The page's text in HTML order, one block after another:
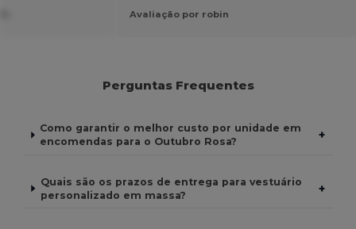
Avaliação por robin
Perguntas Frequentes
Como garantir o melhor custo por unidade em
encomendas para o Outubro Rosa?
+
Quais são os prazos de entrega para vestuário
personalizado em massa?
+